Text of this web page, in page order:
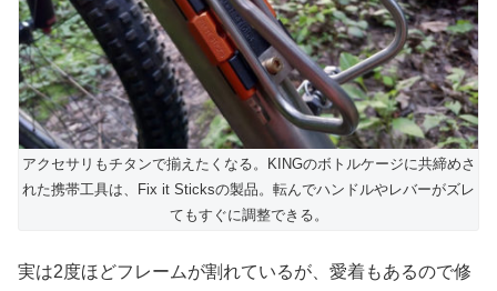
アクセサリもチタンで揃えたくなる。KINGのボトルケージに共締めさ
れた携帯工具は、Fix it Sticksの製品。転んでハンドルやレバーがズレ
てもすぐに調整できる。
実は2度ほどフレームが割れているが、愛着もあるので修